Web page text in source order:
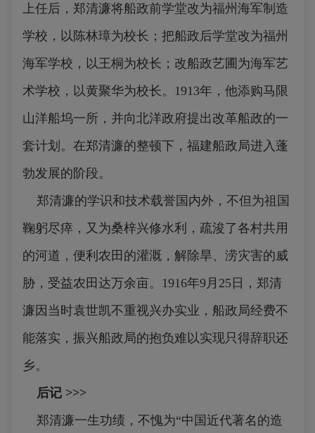
上任后，郑清濂将船政前学堂改为福州海军制造
学校，以陈林璋为校长；把船政后学堂改为福州
海军学校，以王桐为校长；改船政艺圃为海军艺
术学校，以黄聚华为校长。1913年，他添购马限
山洋船坞一所，并向北洋政府提出改革船政的一
套计划。在郑清濂的整顿下，福建船政局进入蓬
勃发展的阶段。
郑清濂的学识和技术载誉国内外，不但为祖国
鞠躬尽瘁，又为桑梓兴修水利，疏浚了各村共用
的河道，便利农田的灌溉，解除旱、涝灾害的威
胁，受益农田达万余亩。1916年9月25日，郑清
濂因当时袁世凯不重视兴办实业，船政局经费不
能落实，振兴船政局的抱负难以实现只得辞职还
乡。
后记 >>>
郑清濂一生功绩，不愧为“中国近代著名的造